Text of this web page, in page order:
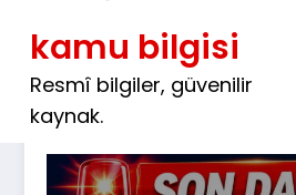
kamu bilgisi
Resmî bilgiler, güvenilir
kaynak.
Etiket: